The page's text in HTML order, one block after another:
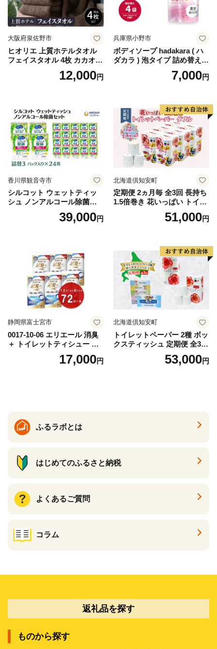
-1]
大阪府泉佐野市
ヒオリエ 上質ホテルタオル
フェイスタオル 4枚 カカオ
【タオル 泉州タオル 吸水 普
段使い 無地 シンプル 日用品
12,000円
兵庫県小野市
ボディソープ hadakara ( ハ
ダカラ ) 泡タイプ 詰め替え 4
40ml×4袋 ボディーソープ 泡
ボディソープ 泡 日用品 消耗
泡石鹸 石鹸 兵庫 兵庫県 小野
7,000円
香川県観音寺市
シルコット ウェットティッ
シュ ノンアルコール除菌詰
替（43枚×3P）×24袋 日用品
おもちゃ 拭き取り 手拭き 外
39,000円
北海道倶知安町
定期便 2ヵ月毎 全3回 長持ち
1.5倍巻き 花いっぱい トイレ
ットペーパー ダブル 45ｍ 計
72ロール 全18種 花柄 プリン
ー 消耗品 備蓄 送料無料 北海
道 倶知安町 日用品
51,000円
静岡県富士宮市
0017-10-06 エリエール 消臭
＋ トイレットティシュー し
っかり香るフレッシュクリア
の香り ダブル 12ロール×6パ
17,000円
北海道倶知安町
トイレットペーパー 2種 ボッ
クスティッシュ 定期便 全3
回 日本製 まとめ買い 防災
常備品 日用雑貨 消耗品 生活
53,000円
ふるラボとは
はじめてのふるさと納税
よくあるご質問
コラム
返礼品を探す
ものから探す